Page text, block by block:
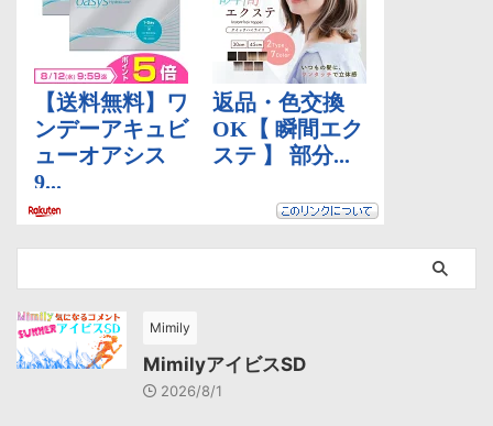
Mimily
MimilyアイビスSD
2026/8/1